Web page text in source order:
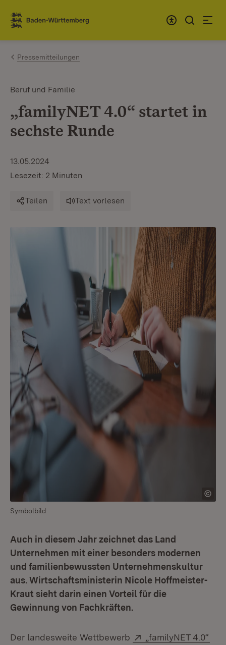
Zum Inhalt springen
Link zur Startseite
Pressemitteilungen
Beruf und Familie
„familyNET 4.0“ startet in
sechste Runde
13.05.2024
Lesezeit: 2 Minuten
Teilen Text vorlesen
Symbolbild
Auch in diesem Jahr zeichnet das Land
Unternehmen mit einer besonders modernen
und familienbewussten Unternehmenskultur
aus. Wirtschaftsministerin Nicole Hoffmeister-
Kraut sieht darin einen Vorteil für die
Gewinnung von Fachkräften.
Der landesweite Wettbewerb Extern:
„familyNET 4.0“